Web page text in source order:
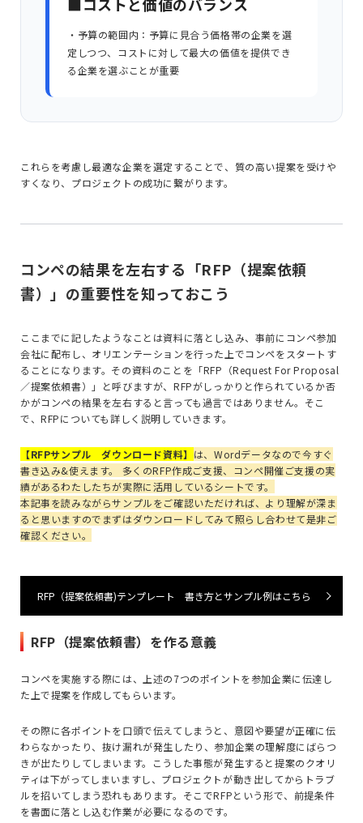
■コストと価値のバランス
・予算の範囲内：予算に見合う価格帯の企業を選
定しつつ、コストに対して最大の価値を提供でき
る企業を選ぶことが重要
これらを考慮し最適な企業を選定することで、質の高い提案を受けや
すくなり、プロジェクトの成功に繋がります。
コンペの結果を左右する「RFP（提案依頼
書）」の重要性を知っておこう
ここまでに記したようなことは資料に落とし込み、事前にコンペ参加
会社に配布し、オリエンテーションを行った上でコンペをスタートす
ることになります。その資料のことを「RFP （Request For Proposal
／提案依頼書）」と呼びますが、 RFPがしっかりと作られているか否
かがコンペの結果を左右すると言っても過言ではありません。そこ
で、RFPについても詳しく説明していきます。
【RFPサンプル ダウンロード資料】 は、Wordデータなので今すぐ
書き込み&使えます。 多くのRFP作成ご支援、コンペ開催ご支援の実
績があるわたしたちが実際に活用しているシートです。
本記事を読みながらサンプルをご確認いただければ、より理解が深ま
ると思いますのでまずはダウンロードしてみて照らし合わせて是非ご
確認ください。
RFP（提案依頼書)テンプレート 書き方とサンプル例はこちら
RFP（提案依頼書）を作る意義
コンペを実施する際には、上述の7つのポイントを参加企業に伝達し
た上で提案を作成してもらいます。
その際に各ポイントを口頭で伝えてしまうと、意図や要望が正確に伝
わらなかったり、抜け漏れが発生したり、参加企業の理解度にばらつ
きが出たりしてしまいます。こうした事態が発生すると提案のクオリ
ティは下がってしまいますし、プロジェクトが動き出してからトラブ
ルを招いてしまう恐れもあります。そこでRFPという形で、前提条件
を書面に落とし込む作業が必要になるのです。